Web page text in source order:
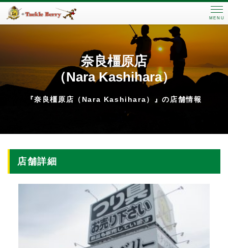
MENU
奈良橿原店
（Nara Kashihara）
『奈良橿原店（Nara Kashihara）』の店舗情報
店舗詳細